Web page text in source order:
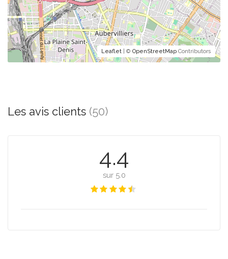
Leaflet | © OpenStreetMap Contributors
Les avis clients (50)
4.4
sur 5.0